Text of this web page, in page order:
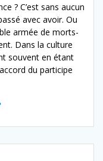
? C’est sans aucun
avec avoir. Ou
armée de morts-
Dans la culture
souvent en étant
du participe